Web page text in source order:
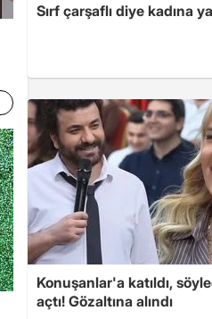
Sırf çarşaflı diye kadına
Konuşanlar'a katıldı,
açtı! Gözaltına alındı